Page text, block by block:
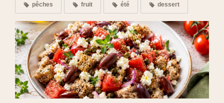
pêches fruit été dessert